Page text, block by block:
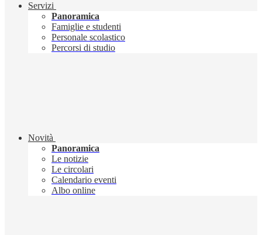
Servizi
Panoramica
Famiglie e studenti
Personale scolastico
Percorsi di studio
Novità
Panoramica
Le notizie
Le circolari
Calendario eventi
Albo online